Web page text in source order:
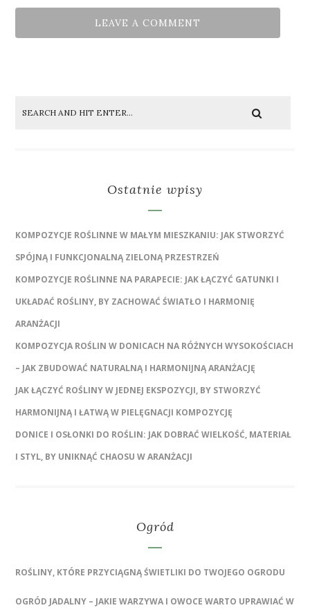
Ostatnie wpisy
KOMPOZYCJE ROŚLINNE W MAŁYM MIESZKANIU: JAK STWORZYĆ
SPÓJNĄ I FUNKCJONALNĄ ZIELONĄ PRZESTRZEŃ
KOMPOZYCJE ROŚLINNE NA PARAPECIE: JAK ŁĄCZYĆ GATUNKI I
UKŁADAĆ ROŚLINY, BY ZACHOWAĆ ŚWIATŁO I HARMONIĘ
ARANŻACJI
KOMPOZYCJA ROŚLIN W DONICACH NA RÓŻNYCH WYSOKOŚCIACH
– JAK ZBUDOWAĆ NATURALNĄ I HARMONIJNĄ ARANŻACJĘ
JAK ŁĄCZYĆ ROŚLINY W JEDNEJ EKSPOZYCJI, BY STWORZYĆ
HARMONIJNĄ I ŁATWĄ W PIELĘGNACJI KOMPOZYCJĘ
DONICE I OSŁONKI DO ROŚLIN: JAK DOBRAĆ WIELKOŚĆ, MATERIAŁ
I STYL, BY UNIKNĄĆ CHAOSU W ARANŻACJI
Ogród
ROŚLINY, KTÓRE PRZYCIĄGNĄ ŚWIETLIKI DO TWOJEGO OGRODU
OGRÓD JADALNY – JAKIE WARZYWA I OWOCE WARTO UPRAWIAĆ W